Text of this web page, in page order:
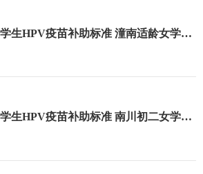
2023重庆潼南适龄女学生HPV疫苗补助标准 潼南适龄女学生HPV疫苗接种补助项目
2023重庆南川适龄女学生HPV疫苗补助标准 南川初二女学生接种HPV疫苗政府补助